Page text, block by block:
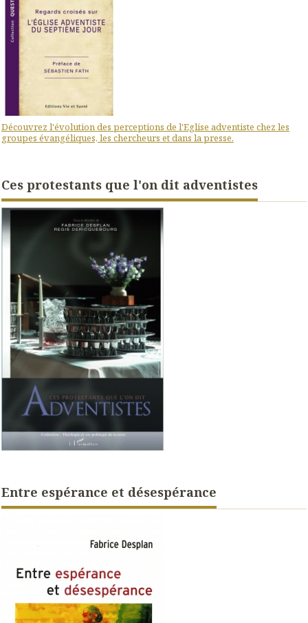
Découvrez l'évolution des perceptions de l'Eglise adventiste chez les
groupes évangéliques, les chercheurs et dans la presse.
Ces protestants que l'on dit adventistes
Entre espérance et désespérance